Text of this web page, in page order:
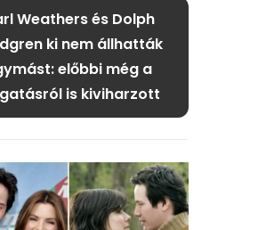
Weathers és Dolph
ki nem állhatták
előbbi még a
is kiviharzott